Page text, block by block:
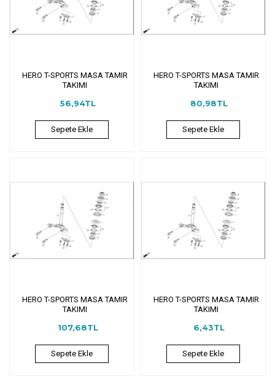
HERO T-SPORTS MASA TAMIR
TAKIMI
56,94TL
Sepete Ekle
HERO T-SPORTS MASA TAMIR
TAKIMI
80,98TL
Sepete Ekle
HERO T-SPORTS MASA TAMIR
TAKIMI
107,68TL
Sepete Ekle
HERO T-SPORTS MASA TAMIR
TAKIMI
6,43TL
Sepete Ekle